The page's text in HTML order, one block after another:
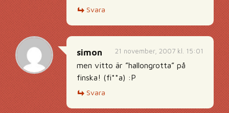
Svara
21 november, 2007 kl. 15:01
simon
men vitto är ”hallongrotta” på
finska! (fi**a) :P
Svara